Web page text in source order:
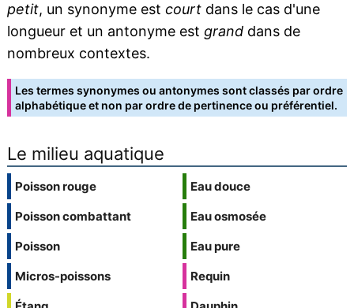
petit, un synonyme est courtdans le cas d'une
longueur et un antonyme est granddans de
nombreux contextes.
Les termes synonymes ou antonymes sont classés par ordre
alphabétique et non par ordre de pertinence ou préférentiel.
Le milieu aquatique
Poisson rouge
Poisson combattant
Poisson
Micros-poissons
Eau douce
Eau osmosée
Eau pure
Requin